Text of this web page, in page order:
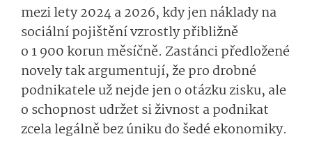
mezi lety 2024 a 2026, kdy jen náklady na
sociální pojištění vzrostly přibližně
o 1 900 korun měsíčně. Zastánci předložené
novely tak argumentují, že pro drobné
podnikatele už nejde jen o otázku zisku, ale
o schopnost udržet si živnost a podnikat
zcela legálně bez úniku do šedé ekonomiky.